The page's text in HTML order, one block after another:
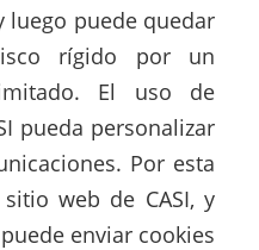
luego puede quedar
rígido por un
El uso de
pueda personalizar
Por esta
web de CASI, y
enviar cookies